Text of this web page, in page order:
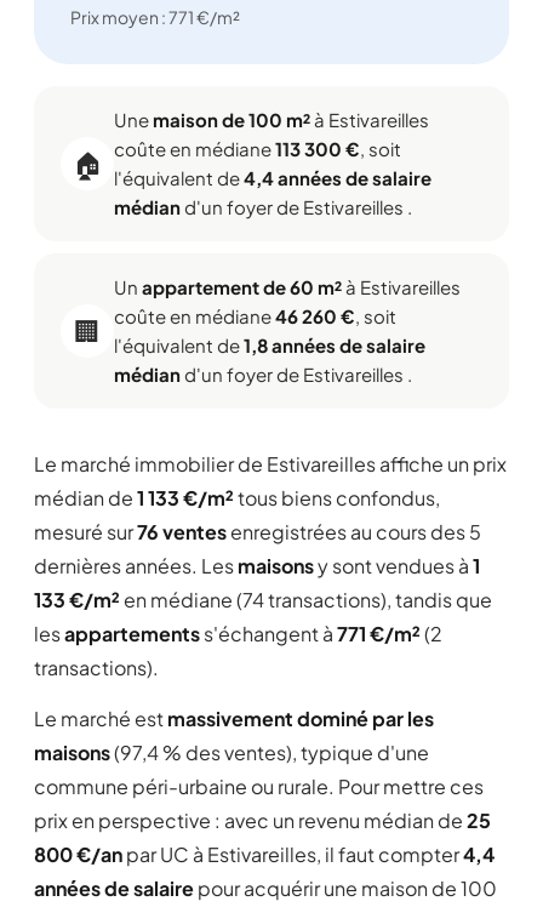
Prix moyen : 771 €/m²
🏠
Une maison de 100 m² à Estivareilles
coûte en médiane113 300 €, soit
l'équivalent de4,4 années de salaire
médiand'un foyer de Estivareilles .
🏢
Un appartement de 60 m² à Estivareilles
coûte en médiane46 260 €, soit
l'équivalent de1,8 années de salaire
médiand'un foyer de Estivareilles .
Le marché immobilier de Estivareilles affiche un prix
médian de1 133 €/m²tous biens confondus,
mesuré sur76 ventesenregistrées au cours des 5
dernières années. Lesmaisonsy sont vendues à1
133 €/m² en médiane (74 transactions), tandis que
lesappartementss'échangent à771 €/m²(2
transactions).
Le marché estmassivement dominé par les
maisons(97,4 % des ventes), typique d'une
commune péri-urbaine ou rurale. Pour mettre ces
prix en perspective : avec un revenu médian de25
800 €/anpar UC à Estivareilles, il faut compter4,4
années de salairepour acquérir une maison de 100